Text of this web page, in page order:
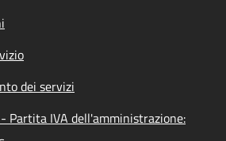
dei servizi
Partita IVA dell'amministrazione: